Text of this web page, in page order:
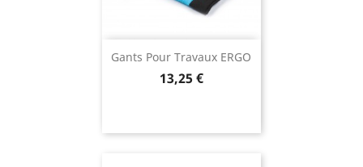
Gants Pour Travaux ERGO
Prix
13,25 €